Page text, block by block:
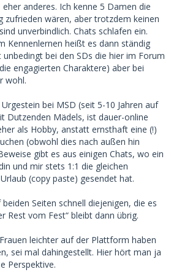
anderes. Ich kenne 5 Damen die
zufrieden wären, aber trotzdem keinen
unverbindlich. Chats schlafen ein.
Kennenlernen heißt es dann ständig
unbedingt bei den SDs die hier im Forum
engagierten Charaktere) aber bei
wohl.
bei MSD (seit 5-10 Jahren auf
Dutzenden Mädels, ist dauer-online
als Hobby, anstatt ernsthaft eine (!)
(obwohl dies nach außen hin
gibt es aus einigen Chats, wo ein
und mir stets 1:1 die gleichen
(copy paste) gesendet hat.
Seiten schnell diejenigen, die es
Rest vom Fest“ bleibt dann übrig.
leichter auf der Plattform haben
sei mal dahingestellt. Hier hört man ja
Perspektive.